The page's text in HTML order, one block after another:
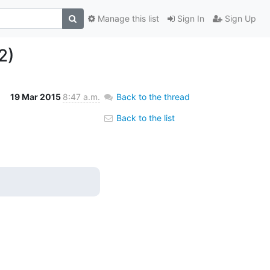
Sign In Sign Up
Manage this list
19 Mar 2015 8:47 a.m. Back to the thread
Back to the list